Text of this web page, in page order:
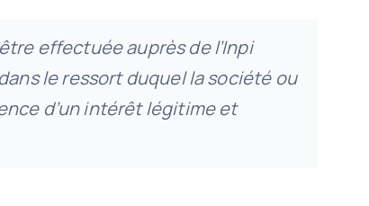
effectuée auprès de l’Inpi
le ressort duquel la société ou
d’un intérêt légitime et